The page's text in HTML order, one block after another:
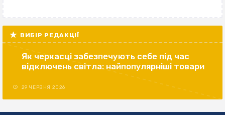
ВИБІР РЕДАКЦІЇ
Як черкасці забезпечують себе під час
відключень світла: найпопулярніші товари
29 ЧЕРВНЯ 2026